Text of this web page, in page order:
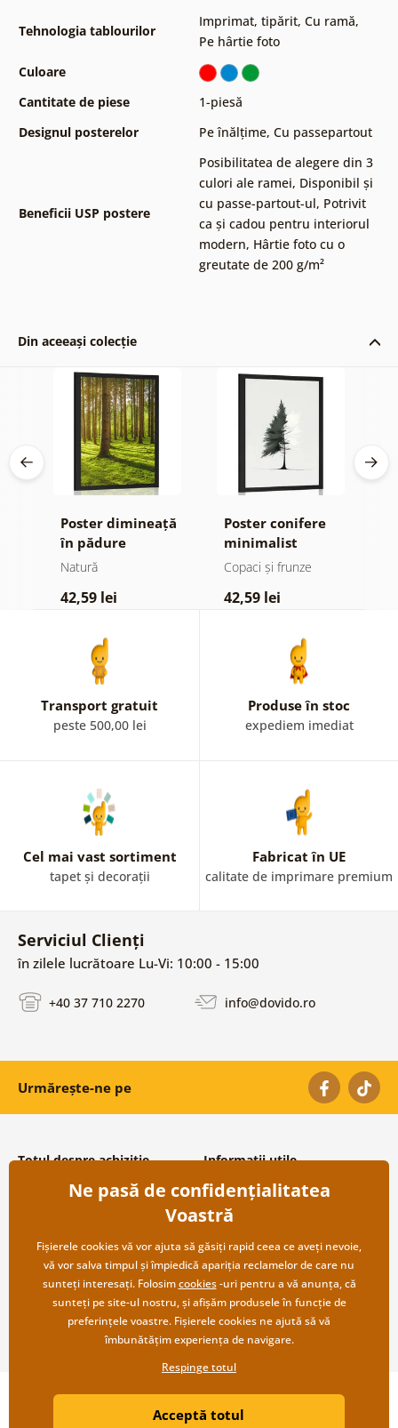
Tehnologia tablourilor
Imprimat, tipărit, Cu ramă,
Pe hârtie foto
Culoare
Cantitate de piese
1-piesă
Designul posterelor
Pe înălțime, Cu passepartout
Beneficii USP postere
Posibilitatea de alegere din 3
culori ale ramei, Disponibil și
cu passe-partout-ul, Potrivit
ca și cadou pentru interiorul
modern, Hârtie foto cu o
greutate de 200 g/m²
Din aceeași colecție
Poster dimineață
în pădure
Natură
42,59 lei
Poster conifere
minimalist
Copaci și frunze
42,59 lei
Transport gratuit
peste 500,00 lei
Produse în stoc
expediem imediat
Cel mai vast sortiment
tapet și decorații
Fabricat în UE
calitate de imprimare premium
Serviciul Clienți
în zilele lucrătoare Lu-Vi: 10:00 - 15:00
+40 37 710 2270 info@dovido.ro
Urmărește-ne pe
Totul despre achiziție
Condiții și termeni generali
Protecția datelor personale
Transport și modalități de plată
Returnare
Informații utile
Despre noi
Întrebări frecvente
Contacte
Cooperare angro
Copyright ©2019 © Dovido.ro.
Litvanyi.sk| Magazinul online a fost creat de
Ne pasă de confidențialitatea
Voastră
Fișierele cookies vă vor ajuta să găsiți rapid ceea ce aveți nevoie,
vă vor salva timpul și împiedică apariția reclamelor de care nu
sunteți interesați. Folosimcookies-uri pentru a vă anunța, că
sunteți pe site-ul nostru, și afișăm produsele în funcție de
preferințele voastre. Fișierele cookies ne ajută să vă
îmbunătățim experiența de navigare.
Respinge totul
Acceptă totul